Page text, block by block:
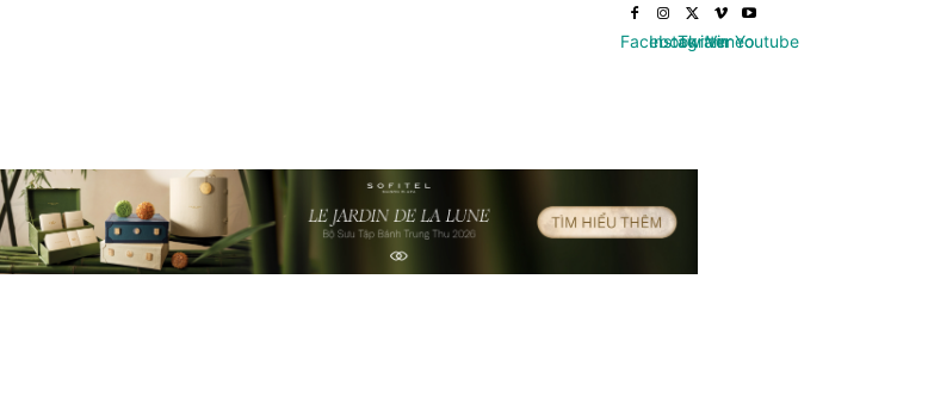
Facebook
Instagram
TwitterVimeoYoutube